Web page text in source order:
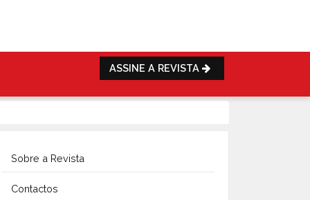
ASSINE A REVISTA
Sobre a Revista
Contactos